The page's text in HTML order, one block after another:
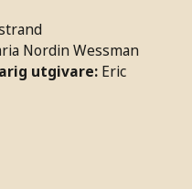
Nordin Wessman
utgivare: Eric